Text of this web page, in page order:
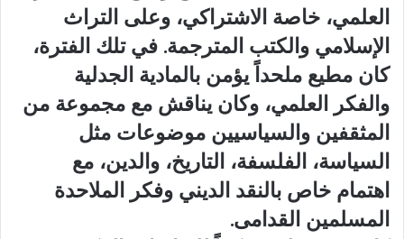
العلمي، خاصة الاشتراكي، وعلى التراث
الإسلامي والكتب المترجمة. في تلك الفترة،
كان مطيع ملحداً يؤمن بالمادية الجدلية
والفكر العلمي، وكان يناقش مع مجموعة من
المثقفين والسياسيين موضوعات مثل
السياسة، الفلسفة، التاريخ، والدين، مع
اهتمام خاص بالنقد الديني وفكر الملاحدة
المسلمين القدامى.